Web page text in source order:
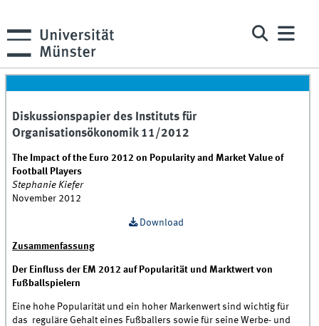
Diskussionspapier des Instituts für
Organisationsökonomik 11/2012
The Impact of the Euro 2012 on Popularity and Market Value of
Football Players
Stephanie Kiefer
November 2012
Download
Zusammenfassung
Der Einfluss der EM 2012 auf Popularität und Marktwert von
Fußballspielern
Eine hohe Popularität und ein hoher Markenwert sind wichtig für
das reguläre Gehalt eines Fußballers sowie für seine Werbe- und